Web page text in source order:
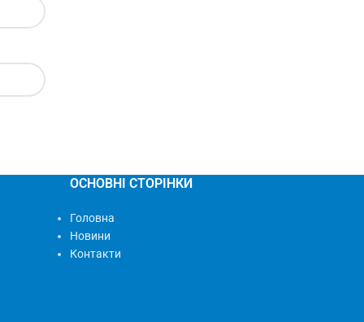
ОСНОВНІ СТОРІНКИ
Головна
Новини
Контакти